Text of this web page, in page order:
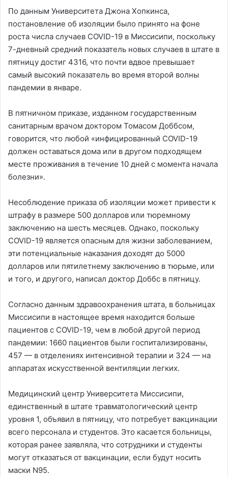
По данным Университета Джона Хопкинса,
постановление об изоляции было принято на фоне
роста числа случаев COVID-19 в Миссисипи, поскольку
7-дневный средний показатель новых случаев в штате в
пятницу достиг 4316, что почти вдвое превышает
самый высокий показатель во время второй волны
пандемии в январе.
В пятничном приказе, изданном государственным
санитарным врачом доктором Томасом Доббсом,
говорится, что любой «инфицированный COVID-19
должен оставаться дома или в другом подходящем
месте проживания в течение 10 дней с момента начала
болезни».
Несоблюдение приказа об изоляции может привести к
штрафу в размере 500 долларов или тюремному
заключению на шесть месяцев. Однако, поскольку
COVID-19 является опасным для жизни заболеванием,
эти потенциальные наказания доходят до 5000
долларов или пятилетнему заключению в тюрьме, или
и того, и другого, написал доктор Доббс в пятницу.
Согласно данным здравоохранения штата, в больницах
Миссисипи в настоящее время находится больше
пациентов с COVID-19, чем в любой другой период
пандемии: 1660 пациентов были госпитализированы,
457 — в отделениях интенсивной терапии и 324 — на
аппаратах искусственной вентиляции легких.
Медицинский центр Университета Миссисипи,
единственный в штате травматологический центр
уровня 1, объявил в пятницу, что потребует вакцинации
всего персонала и студентов. Это касается больницы,
которая ранее заявляла, что сотрудники и студенты
могут отказаться от вакцинации, если будут носить
маски N95.